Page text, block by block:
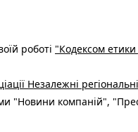
роботі "Кодексом етики
Незалежні
"Новини компаній",